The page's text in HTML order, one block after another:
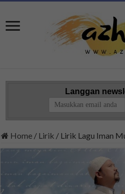
Langgan
Home / Lirik / Lirik Lagu Iman